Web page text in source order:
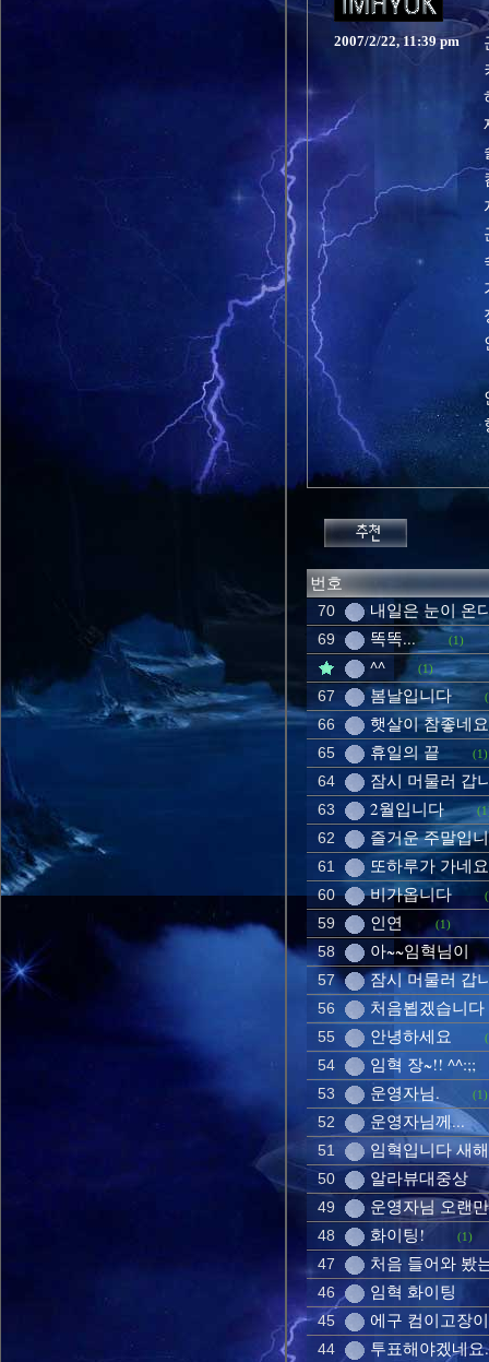
2007/2/22, 11:39 pm
번호
70 내일은 눈이 온
69 똑똑... (1)
^^ (1)
67 봄날입니다
66 햇살이 참좋네요
65 휴일의 끝 (1)
64 잠시 머물러 갑
63 2월입니다
62 즐거운 주말입
61 또하루가 가네요
60 비가옵니다
59 인연 (1)
58 아~~임혁님이
57 잠시 머물러 갑
56 처음뵙겠습니다
55 안녕하세요
54 임혁 장~!! ^^:;;
53 운영자님. (1)
52 운영자님께...
51 임혁입니다 새
50 알라뷰대중상
49 운영자님 오랜
48 화이팅! (1)
47 처음 들어와 봤
46 임혁 화이팅
45 에구 컴이고장
44 투표해야겠네요.